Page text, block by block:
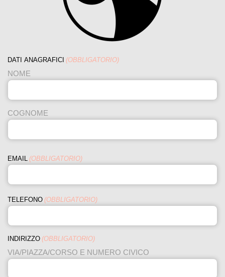
DATI ANAGRAFICI (OBBLIGATORIO)
NOME
COGNOME
EMAIL (OBBLIGATORIO)
TELEFONO (OBBLIGATORIO)
INDIRIZZO (OBBLIGATORIO)
VIA/PIAZZA/CORSO E NUMERO CIVICO